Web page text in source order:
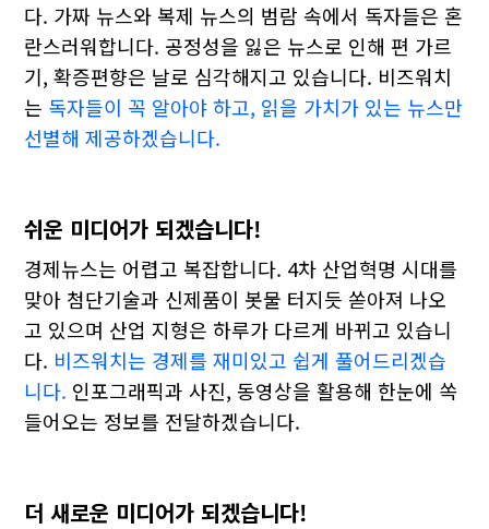
다. 가짜 뉴스와 복제 뉴스의 범람 속에서 독자들은 혼
란스러워합니다. 공정성을 잃은 뉴스로 인해 편 가르
기, 확증편향은 날로 심각해지고 있습니다. 비즈워치
는 독자들이 꼭 알아야 하고, 읽을 가치가 있는 뉴스만
선별해 제공하겠습니다.
쉬운 미디어가 되겠습니다!
경제뉴스는 어렵고 복잡합니다. 4차 산업혁명 시대를
맞아 첨단기술과 신제품이 봇물 터지듯 쏟아져 나오
고 있으며 산업 지형은 하루가 다르게 바뀌고 있습니
다. 비즈워치는 경제를 재미있고 쉽게 풀어드리겠습
니다. 인포그래픽과 사진, 동영상을 활용해 한눈에 쏙
들어오는 정보를 전달하겠습니다.
더 새로운 미디어가 되겠습니다!